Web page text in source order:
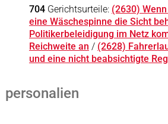
704 Gerichtsurteile: (2630)
eine Wäschespinne die Sicht
Politikerbeleidigung im Netz
Reichweite an / (2628)
und eine nicht beabsichtigte
personalien